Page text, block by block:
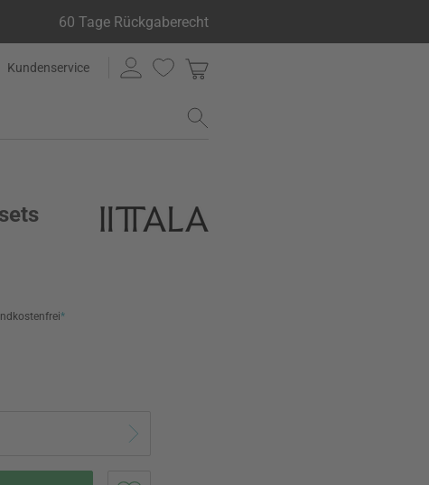
60 Tage Rückgaberecht
Kundenservice
*